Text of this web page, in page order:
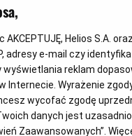
tytuł
OBSERWUJ
DUBBING WERSJA
Helios S.A.
adresy e-mail czy
reklam
w Internecie. Wyrażenie
wycofać zgodę
danych jest
Zaawansowanych”.